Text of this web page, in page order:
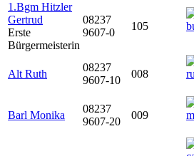
1.Bgm Hitzler
Gertrud
Erste
Bürgermeisterin
08237
9607-0
105
Alt Ruth
08237
9607-10
008
Barl Monika
08237
9607-20
009